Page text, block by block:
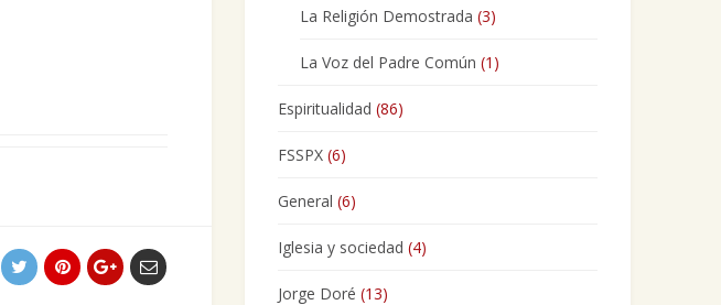
La Religión Demostrada (3)
La Voz del Padre Común (1)
Espiritualidad (86)
FSSPX (6)
General (6)
Iglesia y sociedad (4)
Jorge Doré (13)